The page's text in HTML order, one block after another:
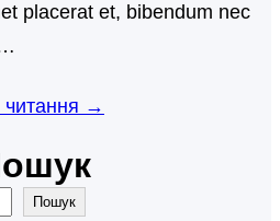
placerat et, bibendum nec
→
Пошук